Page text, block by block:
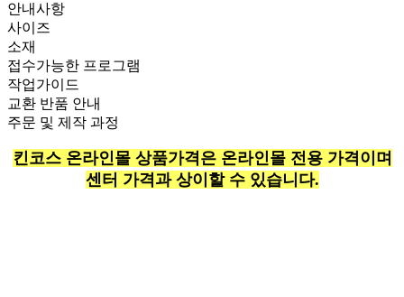
안내사항
사이즈
소재
접수가능한 프로그램
작업가이드
교환 반품 안내
주문 및 제작 과정
킨코스 온라인몰 상품가격은 온라인몰 전용 가격이며
센터 가격과 상이할 수 있습니다.